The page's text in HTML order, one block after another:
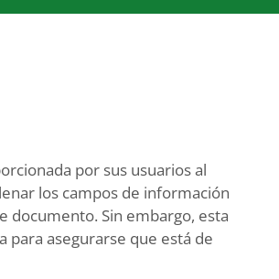
por sus usuarios al
los campos de información
documento. Sin embargo, esta
para asegurarse que está de